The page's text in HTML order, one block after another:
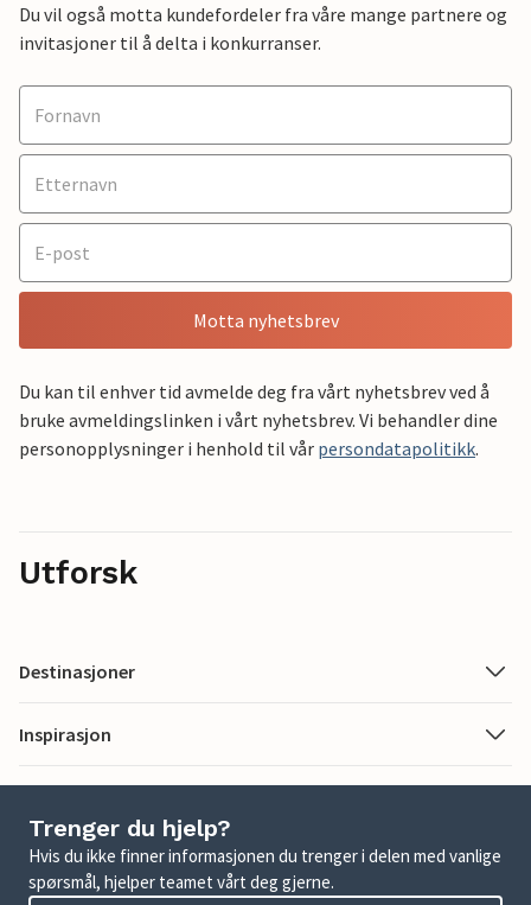
Du vil også motta kundefordeler fra våre mange partnere og
invitasjoner til å delta i konkurranser.
Motta nyhetsbrev
Du kan til enhver tid avmelde deg fra vårt nyhetsbrev ved å
bruke avmeldingslinken i vårt nyhetsbrev. Vi behandler dine
personopplysninger i henhold til vår persondatapolitikk.
Utforsk
Destinasjoner
Inspirasjon
Trenger du hjelp?
Hvis du ikke finner informasjonen du trenger i delen med vanlige
spørsmål, hjelper teamet vårt deg gjerne.